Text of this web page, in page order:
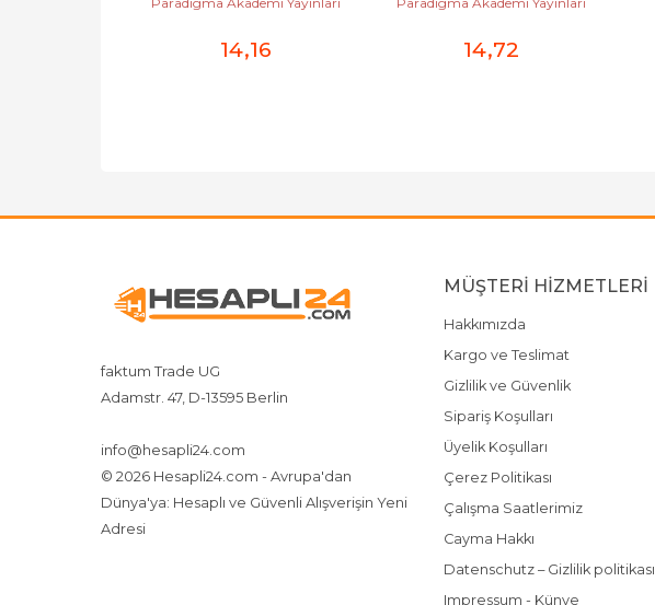
14,16 14,72
faktum Trade UG
Adamstr. 47, D-13595 Berlin
info@hesapli24.com
© 2026 Hesapli24.com - Avrupa'dan
Dünya'ya: Hesaplı ve Güvenli Alışverişin Yeni
Adresi
MÜŞTERI HIZMETLERI
Hakkımızda
Kargo ve Teslimat
Gizlilik ve Güvenlik
Sipariş Koşulları
Üyelik Koşulları
Çerez Politikası
Çalışma Saatlerimiz
Cayma Hakkı
Datenschutz – Gizlilik politikası
Impressum - Künye